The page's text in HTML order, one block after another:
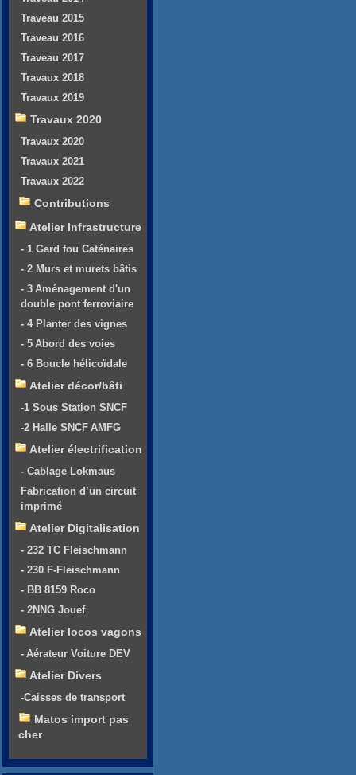
Traveau 2015
Traveau 2016
Traveau 2017
Travaux 2018
Travaux 2019
Travaux 2020
Travaux 2020
Travaux 2021
Travaux 2022
Contributions
Atelier Infrastructure
- 1 Gard fou Caténaires
- 2 Murs et murets bâtis
- 3 Aménagement d'un
double pont ferroviaire
- 4 Planter des vignes
- 5 Abord des voies
- 6 Boucle hélicoïdale
Atelier décor/bâti
-1 Sous Station SNCF
-2 Halle SNCF AMFG
Atelier électrification
- Cablage Lokmaus
Fabrication d’un circuit
imprimé
Atelier Digitalisation
- 232 TC Fleischmann
- 230 F-Fleischmann
- BB 8159 Roco
- 2NNG Jouef
Atelier locos vagons
- Aérateur Voiture DEV
Atelier Divers
-Caisses de transport
Matos import pas
cher